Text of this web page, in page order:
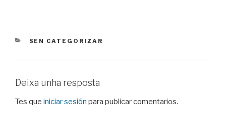
CATEGORIES
SEN CATEGORIZAR
Deixa unha resposta
Tes que iniciar sesión para publicar comentarios.